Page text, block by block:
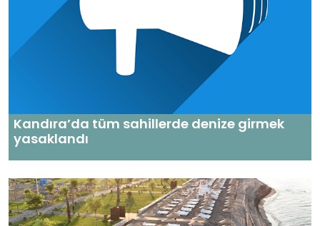
Kandıra’da tüm sahillerde denize girmek
yasaklandı